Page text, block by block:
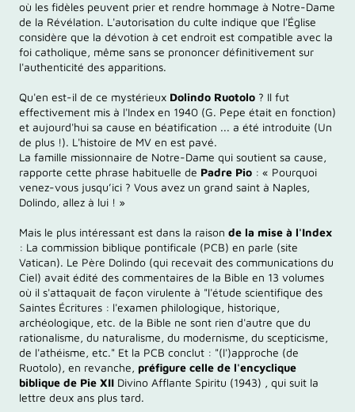
où les fidèles peuvent prier et rendre hommage à Notre-Dame
de la Révélation. L'autorisation du culte indique que l'Église
considère que la dévotion à cet endroit est compatible avec la
foi catholique, même sans se prononcer définitivement sur
l'authenticité des apparitions.
Qu'en est-il de ce mystérieux Dolindo Ruotolo ? Il fut
effectivement mis à l'Index en 1940 (G. Pepe était en fonction)
et aujourd'hui sa cause en béatification ... a été introduite (Un
de plus !). L'histoire de MV en est pavé.
La famille missionnaire de Notre-Dame qui soutient sa cause,
rapporte cette phrase habituelle de Padre Pio : « Pourquoi
venez-vous jusqu’ici ? Vous avez un grand saint à Naples,
Dolindo, allez à lui ! »
Mais le plus intéressant est dans la raison de la mise à l'Index
: La commission biblique pontificale (PCB) en parle (site
Vatican). Le Père Dolindo (qui recevait des communications du
Ciel) avait édité des commentaires de la Bible en 13 volumes
où il s'attaquait de façon virulente à "l'étude scientifique des
Saintes Écritures : l'examen philologique, historique,
archéologique, etc. de la Bible ne sont rien d'autre que du
rationalisme, du naturalisme, du modernisme, du scepticisme,
de l'athéisme, etc." Et la PCB conclut : "(l')approche (de
Ruotolo), en revanche, préfigure celle de l'encyclique
biblique de Pie XII Divino Afflante Spiritu (1943) , qui suit la
lettre deux ans plus tard.